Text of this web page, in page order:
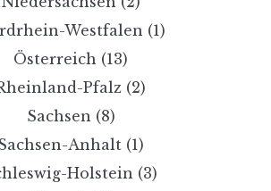
Westfalen (1)
Österreich (13)
Pfalz (2)
Sachsen (8)
Anhalt (1)
Holstein (3)